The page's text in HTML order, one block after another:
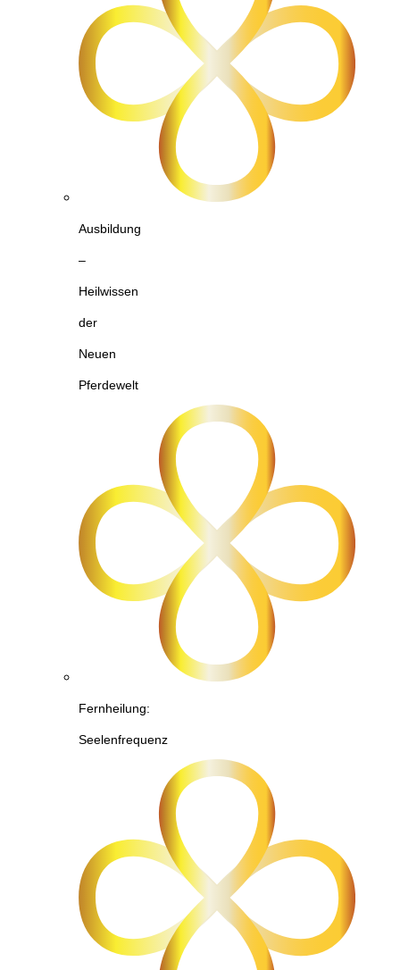
Ausbildung
–
Heilwissen
der
Neuen
Pferdewelt
Fernheilung:
Seelenfrequenz